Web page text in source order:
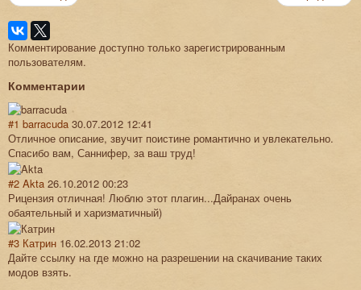
Комментирование доступно только зарегистрированным
пользователям.
Комментарии
#1 barracuda 30.07.2012 12:41
Отличное описание, звучит поистине романтично и увлекательно.
Спасибо вам, Саннифер, за ваш труд!
#2 Akta 26.10.2012 00:23
Рицензия отличная! Люблю этот плагин...Дайранах очень
обаятельный и харизматичный)
#3 Катрин 16.02.2013 21:02
Дайте ссылку на где можно на разрешении на скачивание таких
модов взять.